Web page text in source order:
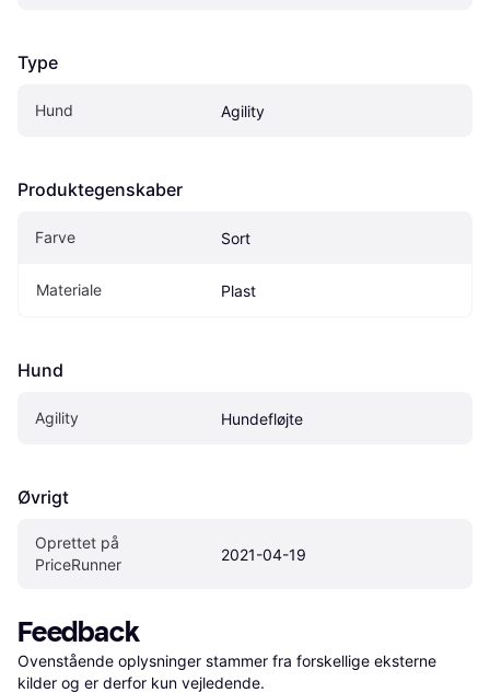
Type
Hund Agility
Produktegenskaber
Farve Sort
Materiale Plast
Hund
Agility Hundefløjte
Øvrigt
Oprettet på
PriceRunner
2021-04-19
Feedback
Ovenstående oplysninger stammer fra forskellige eksterne
kilder og er derfor kun vejledende.